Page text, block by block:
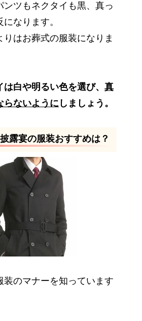
ンツもネクタイも黒、真っ
なります。
りはお葬式の服装になりま
白や明るい色を選び、 真
らないように しましょう。
露宴の服装おすすめは？
装のマナーを知っています